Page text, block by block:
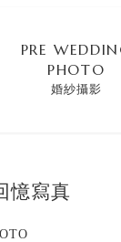
PRE
PHOTO
婚紗攝影
憶寫真